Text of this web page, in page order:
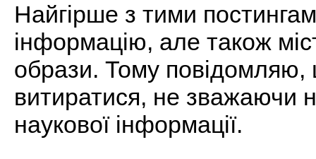
Найгірше з тими
інформацію, але також
образи. Тому повідомляю,
витиратися, не зважаючи
наукової інформації.